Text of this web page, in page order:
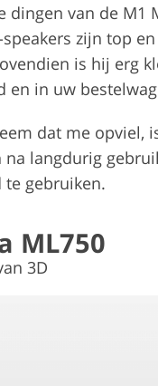
dingen van de
zijn top
is hij erg
en in uw
dat me opviel,
langdurig
gebruiken.
ML750
3D